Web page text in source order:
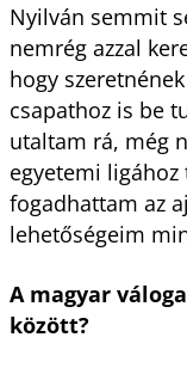
Nyilván semmit
nemrég azzal
hogy
csapathoz is be
utaltam rá, még
egyetemi
fogadhattam az
lehetőségeim
A magyar
között?